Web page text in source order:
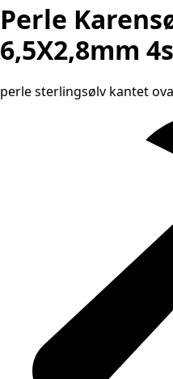
Perle
6,5X2,8mm
perle sterlingsølv kantet